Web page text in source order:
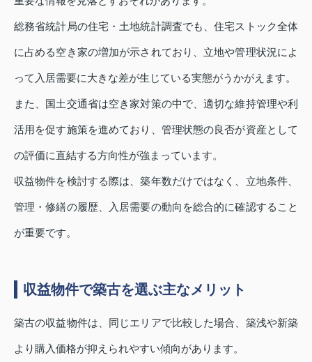
総務省統計局の住宅・土地統計調査でも、住宅ストック全体
に占める空き家の増加が示されており、立地や管理状況によ
って入居需要に大きな差が生じている実態がうかがえます。
また、国土交通省は空き家対策の中で、適切な維持管理や利
活用を促す施策を進めており、管理状態の良否が資産として
の評価に直結する方向性が強まっています。
収益物件を検討する際は、築年数だけではなく、立地条件、
管理・修繕の履歴、入居需要の動向を総合的に確認すること
が重要です。
収益物件で築古を選ぶ主なメリット
築古の収益物件は、同じエリアで比較した場合、築浅や新築
より購入価格が抑えられやすい傾向があります。